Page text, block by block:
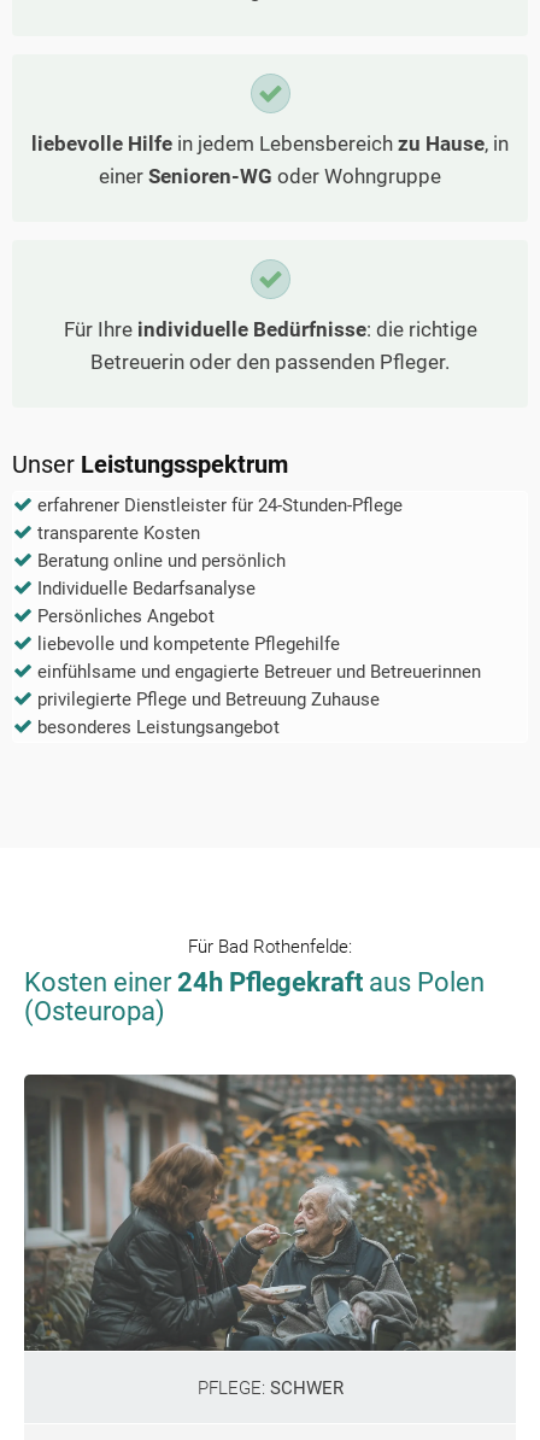
liebevolle Hilfe in jedem Lebensbereich zu Hause, in
einer Senioren-WG oder Wohngruppe
Für Ihre individuelle Bedürfnisse: die richtige
Betreuerin oder den passenden Pfleger.
Unser Leistungsspektrum
erfahrener Dienstleister für 24-Stunden-Pflege
transparente Kosten
Beratung online und persönlich
Individuelle Bedarfsanalyse
Persönliches Angebot
liebevolle und kompetente Pflegehilfe
einfühlsame und engagierte Betreuer und Betreuerinnen
privilegierte Pflege und Betreuung Zuhause
besonderes Leistungsangebot
Für Bad Rothenfelde:
Kosten einer24h Pflegekraft aus Polen
(Osteuropa)
PFLEGE: SCHWER